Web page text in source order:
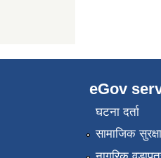
eGov
घटना दर्ता
सामाजिक सुरक्षा